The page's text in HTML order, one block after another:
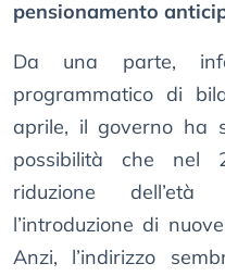
pensionamento
Da una parte,
programmatico di
aprile, il governo ha
possibilità che nel
riduzione dell’età
l’introduzione di
Anzi, l’indirizzo